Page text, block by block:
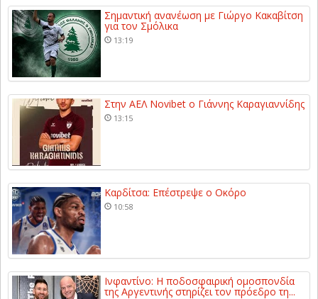
Σημαντική ανανέωση με Γιώργο Κακαβίτση
για τον Σμόλικα
13:19
Στην ΑΕΛ Novibet ο Γιάννης Καραγιαννίδης
13:15
Καρδίτσα: Επέστρεψε ο Οκόρο
10:58
Ινφαντίνο: Η ποδοσφαιρική ομοσπονδία
της Αργεντινής στηρίζει τον πρόεδρο τη...